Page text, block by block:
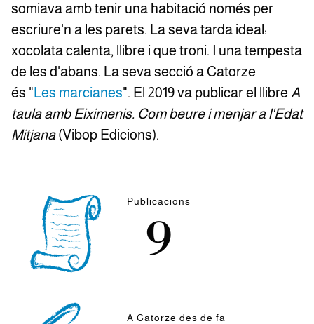
somiava amb tenir una habitació només per
escriure'n a les parets. La seva tarda ideal:
xocolata calenta, llibre i que troni. I una tempesta
de les d'abans. La seva secció a Catorze
és "Les marcianes". El 2019 va publicar el llibre A
taula amb Eiximenis. Com beure i menjar a l'Edat
Mitjana(Vibop Edicions).
Publicacions
9
A Catorze des de fa